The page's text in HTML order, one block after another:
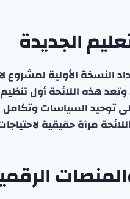
الجديدة
النسخة الأولية
هذه اللائحة أول
توحيد السياسات
مرآة حقيقية